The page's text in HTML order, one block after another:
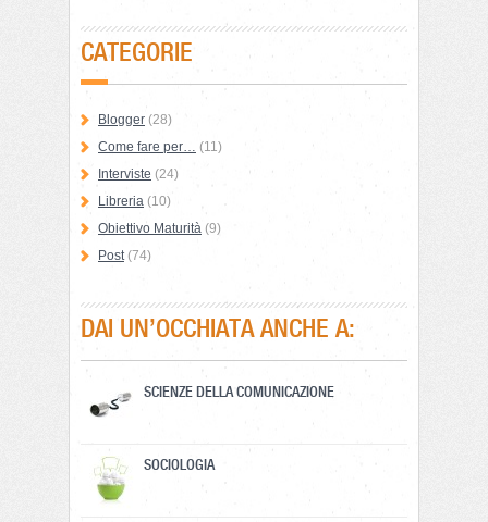
CATEGORIE
Blogger (28)
Come fare per… (11)
Interviste (24)
Libreria (10)
Obiettivo Maturità (9)
Post(74)
DAI UN’OCCHIATA ANCHE A:
SCIENZE DELLA COMUNICAZIONE
SOCIOLOGIA